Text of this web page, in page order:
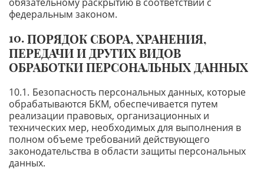
федеральным законом.
ПОРЯДОК СБОРА, ХРАНЕНИЯ,
ПЕРЕДАЧИ И ДРУГИХ ВИДОВ
ОБРАБОТКИ ПЕРСОНАЛЬНЫХ ДАННЫХ
Безопасность персональных данных, которые
обрабатываются БКМ, обеспечивается путем
реализации правовых, организационных и
технических мер, необходимых для выполнения в
полном объеме требований действующего
законодательства в области защиты персональных
данных.